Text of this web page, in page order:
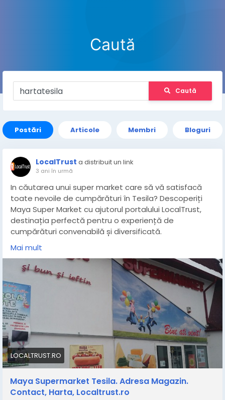
Caută
Caută
Postări Articole Membri Bloguri
LocalTrust a distribuit un link
3 ani în urmă
In căutarea unui super market care să vă satisfacă
toate nevoile de cumpărături în Tesila? Descoperiți
Maya Super Market cu ajutorul portalului LocalTrust,
destinația perfectă pentru o experiență de
cumpărături convenabilă și diversificată.
Informatii detaliate pe site:
https://localtrust.ro/info/muntenia/prahova/valea-
doftanei/magazine/maya
#mayasupermarket #strazitesila
#tesilalocaltrust
hartatesila
#magazinevaleadoftanei
#valeadoftaneilocaltrust
#hartavaleadoftanei
#shoppingvaleadoftanei
#strazivaleadoftanei
#informatiicvaleadoftanei#Localtrust
#valeadoftaneiprahova
#recomandare
#site
#prahova#valeadoftanei #Localtrust
Mai mult
LOCALTRUST.RO
Maya Supermarket Tesila. Adresa Magazin.
Contact, Harta, Localtrust.ro